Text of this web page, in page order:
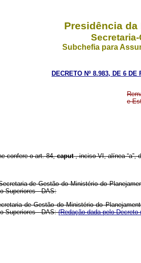
Presidência da
Secretaria-
Subchefia para
DECRETO Nº 8.983, DE 6 DE
e
confere o art. 84,caput, inciso VI, alínea “a”,
de Gestão do Ministério do
Superiores - DAS:
de Gestão do Ministério do
Superiores - DAS:(Redação dada pelo Decreto